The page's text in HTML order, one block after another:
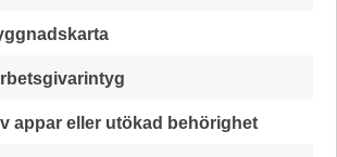
appar eller utökad behörighet